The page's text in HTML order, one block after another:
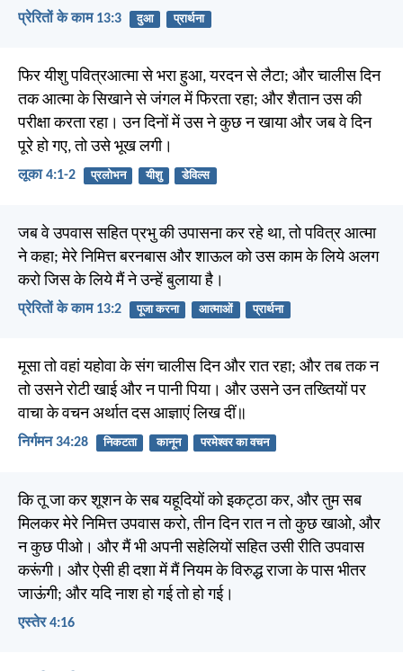
प्रेरितों के काम 13:3 दुआ प्रार्थना
फिर यीशु पवित्रआत्मा से भरा हुआ, यरदन से लैटा; और चालीस दिन
तक आत्मा के सिखाने से जंगल में फिरता रहा; और शैतान उस की
परीक्षा करता रहा। उन दिनों में उस ने कुछ न खाया और जब वे दिन
पूरे हो गए, तो उसे भूख लगी।
लूका 4:1-2 प्रलोभन यीशु डेविल्स
जब वे उपवास सहित प्रभु की उपासना कर रहे था, तो पवित्र आत्मा
ने कहा; मेरे निमित्त बरनबास और शाऊल को उस काम के लिये अलग
करो जिस के लिये मैं ने उन्हें बुलाया है।
प्रेरितों के काम 13:2 पूजा करना आत्माओं प्रार्थना
मूसा तो वहां यहोवा के संग चालीस दिन और रात रहा; और तब तक न
तो उसने रोटी खाई और न पानी पिया। और उसने उन तख्तियों पर
वाचा के वचन अर्थात दस आज्ञाएं लिख दीं॥
निर्गमन 34:28 निकटता कानून परमेश्वर का वचन
कि तू जा कर शूशन के सब यहूदियों को इकट्ठा कर, और तुम सब
मिलकर मेरे निमित्त उपवास करो, तीन दिन रात न तो कुछ खाओ, और
न कुछ पीओ। और मैं भी अपनी सहेलियों सहित उसी रीति उपवास
करूंगी। और ऐसी ही दशा में मैं नियम के विरुद्ध राजा के पास भीतर
जाऊंगी; और यदि नाश हो गई तो हो गई।
एस्तेर 4:16